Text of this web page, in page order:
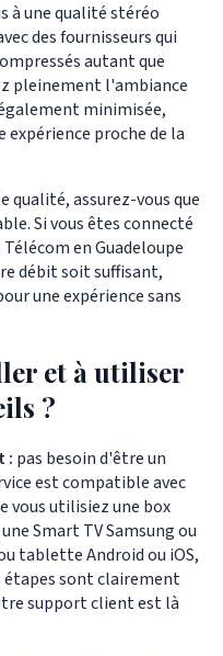
à une qualité stéréo
des fournisseurs qui
autant que
pleinement l'ambiance
minimisée,
expérience proche de la
assurez-vous que
Si vous êtes connecté
en Guadeloupe
débit soit suffisant,
une expérience sans
et à utiliser
?
: pas besoin d'être un
est compatible avec
vous utilisiez une box
Smart TV Samsung ou
tablette Android ou iOS,
sont clairement
support client est là